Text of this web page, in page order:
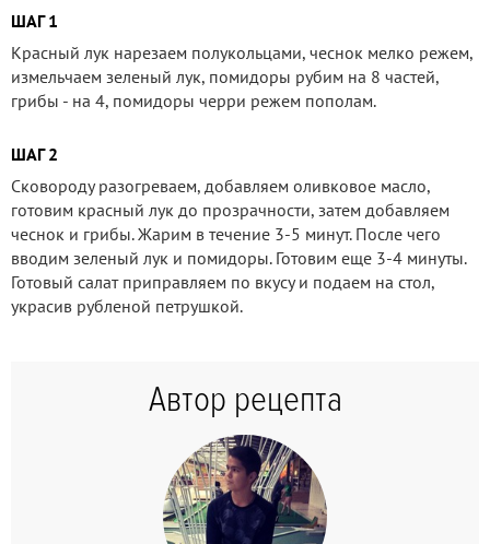
ШАГ 1
Красный лук нарезаем полукольцами, чеснок мелко режем,
измельчаем зеленый лук, помидоры рубим на 8 частей,
грибы - на 4, помидоры черри режем пополам.
ШАГ 2
Сковороду разогреваем, добавляем оливковое масло,
готовим красный лук до прозрачности, затем добавляем
чеснок и грибы. Жарим в течение 3-5 минут. После чего
вводим зеленый лук и помидоры. Готовим еще 3-4 минуты.
Готовый салат приправляем по вкусу и подаем на стол,
украсив рубленой петрушкой.
Автор рецепта